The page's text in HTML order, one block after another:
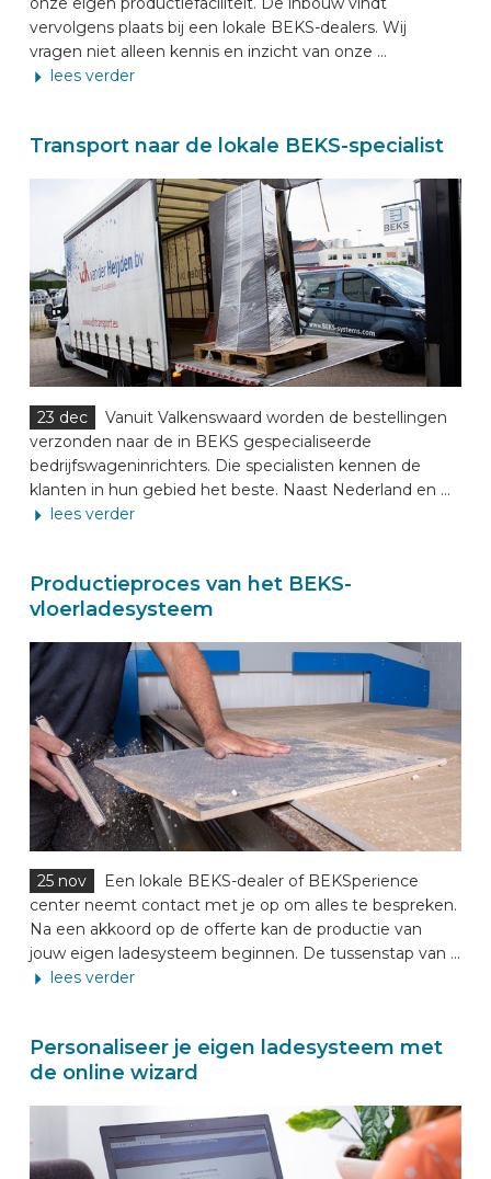
vervolgens plaats bij een lokale BEKS-dealers. Wij
vragen niet alleen kennis en inzicht van onze ...
lees verder
Transport naar de lokale BEKS-specialist
23 dec
Vanuit Valkenswaard worden de bestellingen
verzonden naar de in BEKS gespecialiseerde
bedrijfswageninrichters. Die specialisten kennen de
klanten in hun gebied het beste. Naast Nederland en ...
lees verder
Productieproces van het BEKS-
vloerladesysteem
25 nov
Een lokale BEKS-dealer of BEKSperience
center neemt contact met je op om alles te bespreken.
Na een akkoord op de offerte kan de productie van
jouw eigen ladesysteem beginnen. De tussenstap van ...
lees verder
Personaliseer je eigen ladesysteem met
de online wizard